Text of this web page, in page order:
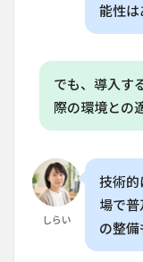
能性は
でも、導入す
際の環境との
しらい
技術的
場で
の整備